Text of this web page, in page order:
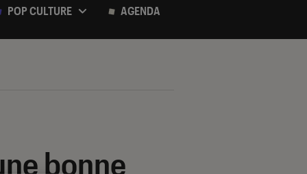
POP CULTURE AGENDA
bonne